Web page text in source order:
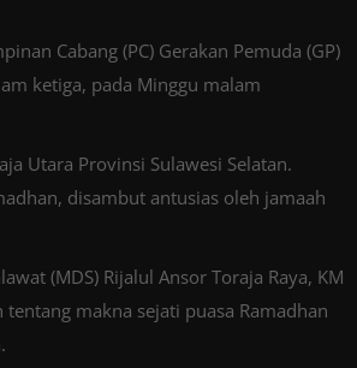
Cabang (PC) Gerakan Pemuda (GP)
ketiga, pada Minggu malam
Utara Provinsi Sulawesi Selatan.
disambut antusias oleh jamaah
(MDS) Rijalul Ansor Toraja Raya, KM
makna sejati puasa Ramadhan